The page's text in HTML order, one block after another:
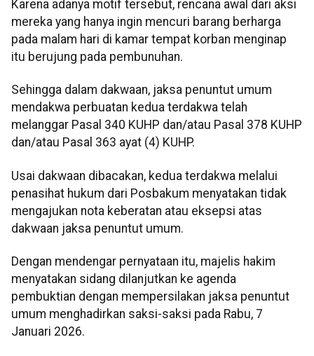
Karena adanya motif tersebut, rencana awal dari aksi
mereka yang hanya ingin mencuri barang berharga
pada malam hari di kamar tempat korban menginap
itu berujung pada pembunuhan.
Sehingga dalam dakwaan, jaksa penuntut umum
mendakwa perbuatan kedua terdakwa telah
melanggar Pasal 340 KUHP dan/atau Pasal 378 KUHP
dan/atau Pasal 363 ayat (4) KUHP.
Usai dakwaan dibacakan, kedua terdakwa melalui
penasihat hukum dari Posbakum menyatakan tidak
mengajukan nota keberatan atau eksepsi atas
dakwaan jaksa penuntut umum.
Dengan mendengar pernyataan itu, majelis hakim
menyatakan sidang dilanjutkan ke agenda
pembuktian dengan mempersilakan jaksa penuntut
umum menghadirkan saksi-saksi pada Rabu, 7
Januari 2026.